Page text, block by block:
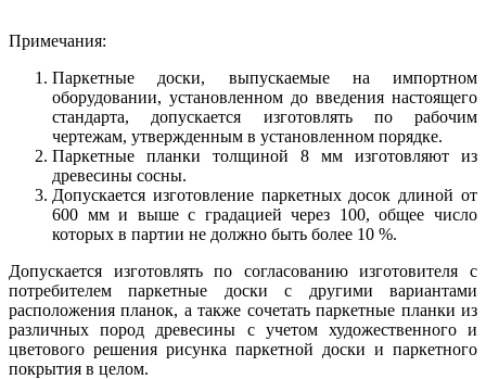
Примечания:
Паркетные доски, выпускаемые на импортном
оборудовании, установленном до введения настоящего
стандарта, допускается изготовлять по рабочим
чертежам, утвержденным в установленном порядке.
Паркетные планки толщиной 8 мм изготовляют из
древесины сосны.
Допускается изготовление паркетных досок длиной от
600 мм и выше с градацией через 100, общее число
которых в партии не должно быть более 10 %.
Допускается изготовлять по согласованию изготовителя с
потребителем паркетные доски с другими вариантами
расположения планок, а также сочетать паркетные планки из
различных пород древесины с учетом художественного и
цветового решения рисунка паркетной доски и паркетного
покрытия в целом.